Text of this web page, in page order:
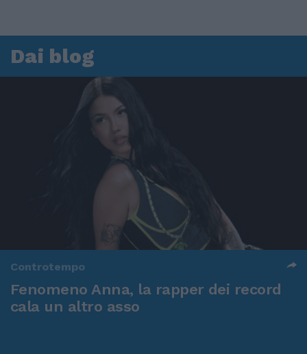
Dai blog
Controtempo
Fenomeno Anna, la rapper dei record
cala un altro asso